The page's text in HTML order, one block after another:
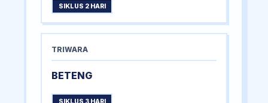
SIKLUS 2 HARI
TRIWARA
BETENG
SIKLUS 3 HARI